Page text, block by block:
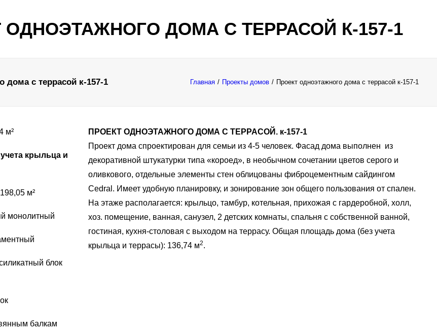
ОДНОЭТАЖНОГО ДОМА С ТЕРРАСОЙ К-157-1
дома с террасой к-157-1 Главная Проекты домов Проект одноэтажного дома с террасой к-157-1
м²
крыльца и
198,05 м²
монолитный
блок
балкам
ПРОЕКТ ОДНОЭТАЖНОГО ДОМА С ТЕРРАСОЙ. к-157-1
Проект дома спроектирован для семьи из 4-5 человек. Фасад дома выполнен из
декоративной штукатурки типа «короед», в необычном сочетании цветов серого и
оливкового, отдельные элементы стен облицованы фиброцементным сайдингом
Cedral. Имеет удобную планировку, и зонирование зон общего пользования от спален.
На этаже располагается: крыльцо, тамбур, котельная, прихожая с гардеробной, холл,
хоз. помещение, ванная, санузел, 2 детских комнаты, спальня с собственной ванной,
гостиная, кухня-столовая с выходом на террасу. Общая площадь дома (без учета
крыльца и террасы): 136,74 м2.